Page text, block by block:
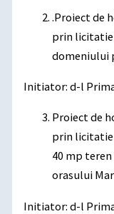
.Proiect de
prin
domeniului
Initiator: d-l
Proiect de
prin licitatie
40 mp
orasului
Initiator: d-l